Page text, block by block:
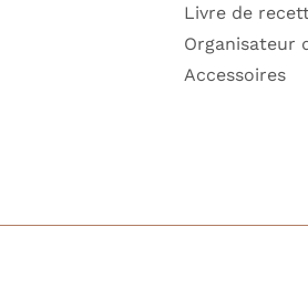
Livre de
Organisateur
Accessoires